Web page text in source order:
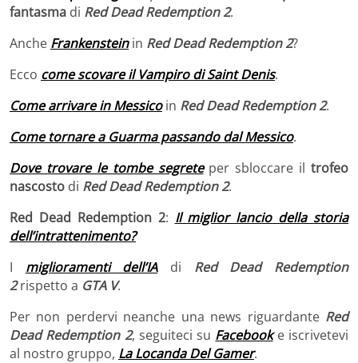
fantasma di Red Dead Redemption 2.
Anche Frankensteinin Red Dead Redemption 2?
Ecco come scovare il Vampiro di Saint Denis.
Come arrivare in Messico in Red Dead Redemption 2.
Come tornare a Guarma passando dal Messico.
Dove trovare le tombe segreteper sbloccare il trofeo
nascosto di Red Dead Redemption 2.
Red Dead Redemption 2: Il miglior lancio della storia
dell’intrattenimento?
I miglioramenti dell’IAdi Red Dead Redemption
2 rispetto a GTA V.
Per non perdervi neanche una news riguardante Red
Dead Redemption 2, seguiteci su Facebooke iscrivetevi
al nostro gruppo, La Locanda Del Gamer.